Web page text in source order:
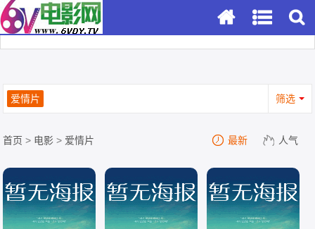
爱情片 筛选
首页 > 电影 > 爱情片 最新 人气